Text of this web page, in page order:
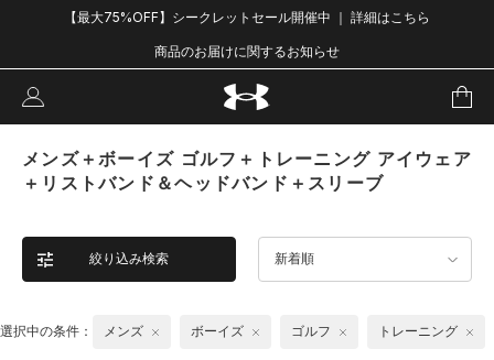
【最大75%OFF】シークレットセール開催中 ｜ 詳細はこちら
商品のお届けに関するお知らせ
メンズ＋ボーイズ ゴルフ＋トレーニング アイウェア
＋リストバンド＆ヘッドバンド＋スリーブ
絞り込み検索 新着順
選択中の条件： メンズ ボーイズ ゴルフ トレーニング